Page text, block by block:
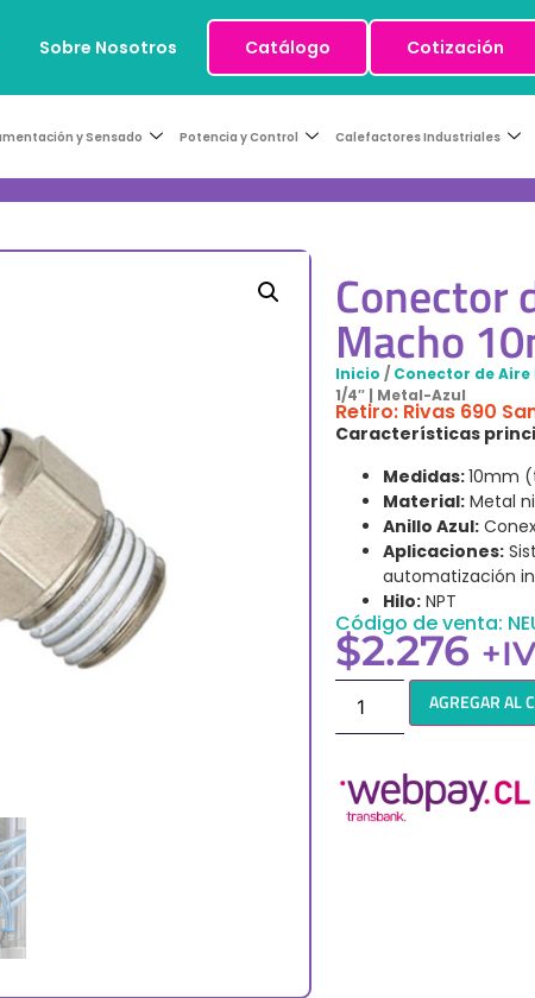
Sobre Nosotros Catálogo Cotización
y Sensado Potencia y Control Calefactores Industriales
Conector
Macho
Inicio / Conector de
1/4″ | Metal-Azul
Retiro: Rivas 690
Características
Medidas:10mm
Material: Metal
Anillo Azul:
Aplicaciones:
automatización
Hilo: NPT
Código de venta:
$2.276
AGREGAR AL